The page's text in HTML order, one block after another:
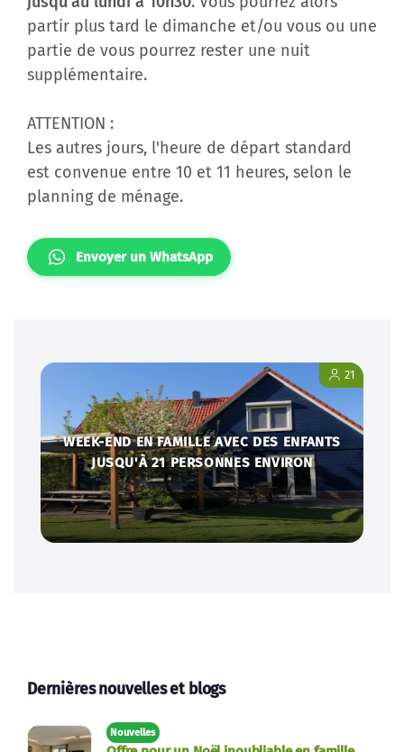
partir plus tard le dimanche et/ou vous ou une
partie de vous pourrez rester une nuit
supplémentaire.
ATTENTION :
Les autres jours, l'heure de départ standard
est convenue entre 10 et 11 heures, selon le
planning de ménage.
Envoyer un WhatsApp
WEEK-END EN FAMILLE AVEC DES ENFANTS
JUSQU'À 21 PERSONNES ENVIRON
21
Dernières nouvelles et blogs
Nouvelles